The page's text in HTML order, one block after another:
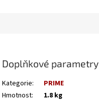
Doplňkové parametry
Kategorie:
PRIME
Hmotnost: 1.8 kg